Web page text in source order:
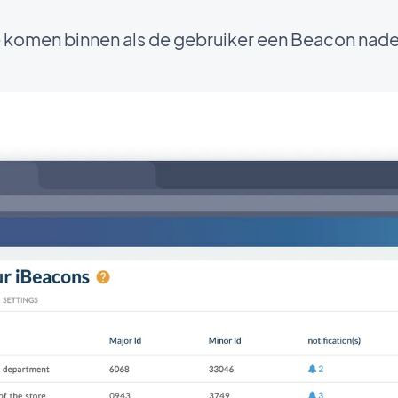
komen binnen als de gebruiker een Beacon